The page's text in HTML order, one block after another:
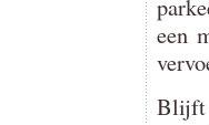
een
Blijft